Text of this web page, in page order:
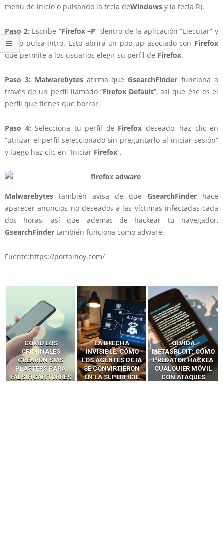
menú de inicio o pulsando la tecla deWindows y la tecla R).
Paso 2: Escribe “Firefox –P” dentro de la aplicación “Ejecutar” y
luego pulsa intro. Esto abrirá un pop-up asociado con Firefox
que permite a los usuarios elegir su perfil de Firefox.
Paso 3: Malwarebytesafirma queGsearchFinder funciona a
través de un perfil llamado “Firefox Default”, así que ése es el
perfil que tienes que borrar.
Paso 4: Selecciona tu perfil de Firefox deseado, haz clic en
“utilizar el perfil seleccionado sin preguntarlo al iniciar sesión”
y luego haz clic en “Iniciar Firefox”.
Malwarebytes también avisa de que GsearchFinderhace
aparecer anuncios no deseados a las víctimas infectadas cada
dos horas, así que además de hackear tu navegador,
GsearchFinder también funciona como adware.
Fuente:https://portalhoy.com/
LA BRECHA
INVISIBLE: CÓMO
LOS AGENTES DE IA
SE CONVIRTIERON
EN LA SUPERFICIE
OLVIDA
METASPLOIT: CÓMO
PREDATOR HACKEA
CUALQUIER MÓVIL
CON ATAQUES
CÓMO LOS HACKERS
INTERCEPTAN OTPS
Y LLAMADAS
MÓVILES SIN
‘HACKEAR’ — EL